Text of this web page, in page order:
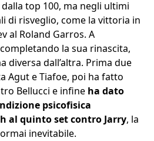
top 100, ma negli ultimi
di risveglio, come la vittoria in
al Roland Garros. A
la sua rinascita,
diversa dall’altra. Prima due
Agut e Tiafoe, poi ha fatto
Bellucci e infine ha dato
psicofisica
al quinto set contro Jarry, la
inevitabile.